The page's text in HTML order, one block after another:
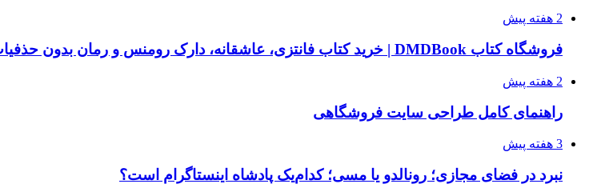
2 هفته پیش
فروشگاه کتاب DMDBook | خرید کتاب فانتزی، عاشقانه، دارک رومنس و رمان بدون حذفیات
2 هفته پیش
راهنمای کامل طراحی سایت فروشگاهی
3 هفته پیش
نبرد در فضای مجازی؛ رونالدو یا مسی؛ کدام‌یک پادشاه اینستاگرام است؟